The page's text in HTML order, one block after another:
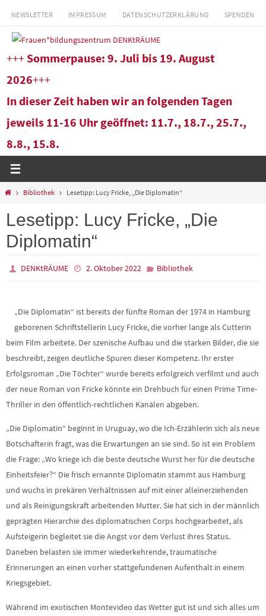
Zum
springen
NEWSLETTER IMPRESSUM DATENSCHUTZERKLÄRUNG SPENDEN
+++ Sommerpause: 9. Juli bis 19. August
2026+++
In dieser Zeit haben wir an folgenden Tagen
jeweils 11-16 Uhr geöffnet: 11.7., 18.7., 25.7.,
8.8., 15.8.
StartBibliothek Lesetipp: Lucy Fricke, „Die Diplomatin“
Lesetipp: Lucy Fricke, „Die
Diplomatin“
DENKtRÄUME 2. Oktober 2022 Bibliothek
„Die Diplomatin“ ist bereits der fünfte Roman der 1974 in Hamburg
geborenen Schriftstellerin Lucy Fricke, die vorher lange als Cutterin
beim Film arbeitete. Der szenische Aufbau und die starken Bilder, die sie
beschreibt, zeigen deutliche Spuren dieser Kompetenz. Ihr erster
Erfolgsroman „Die Töchter“ wurde bereits erfolgreich verfilmt und auch
der neue Roman von Fricke könnte ein Drehbuch für einen Prime Time-
Thriller in den öffentlich-rechtlichen Kanälen abgeben.
„Die Diplomatin“ beginnt in Uruguay, wo die Ich-Erzählerin sich als neue
Botschafterin fragt, was die Erwartungen an sie sind. So ist ein Problem
die Frage: „Wo kriege ich die beste deutsche Wurst her für die deutsche
Einheitsfeier?“ Die frisch ernannte Diplomatin stammt aus Hamburg
und wuchs in prekären Verhältnissen auf mit einer alleinerziehenden
und als Reinigungskraft arbeitenden Mutter. Sie hat sich in der männlich
geprägten Hierarchie des diplomatischen Corps hochgearbeitet, als
Aufsteigerin begleitet sie die Angst vor dem Verlust ihres Status.
Daneben belasten sie immer wiederkehrende, traumatische
Erinnerungen an einen vorher stattgefundenen Aufenthalt in einem
Kriegsgebiet.
Während im exotischen Montevideo das Wetter gut ist und sich alles um